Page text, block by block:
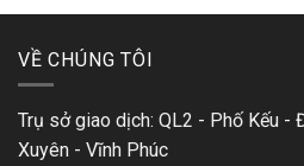
VỀ CHÚNG TÔI
Trụ sở giao dịch: QL2 - Phố Kếu -
Xuyên - Vĩnh Phúc